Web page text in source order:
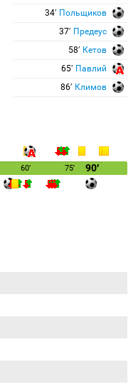
34′ Польщиков
37′ Предеус
58′ Кетов
65′ Павлий
86′ Климов
60′ 75′ 90′